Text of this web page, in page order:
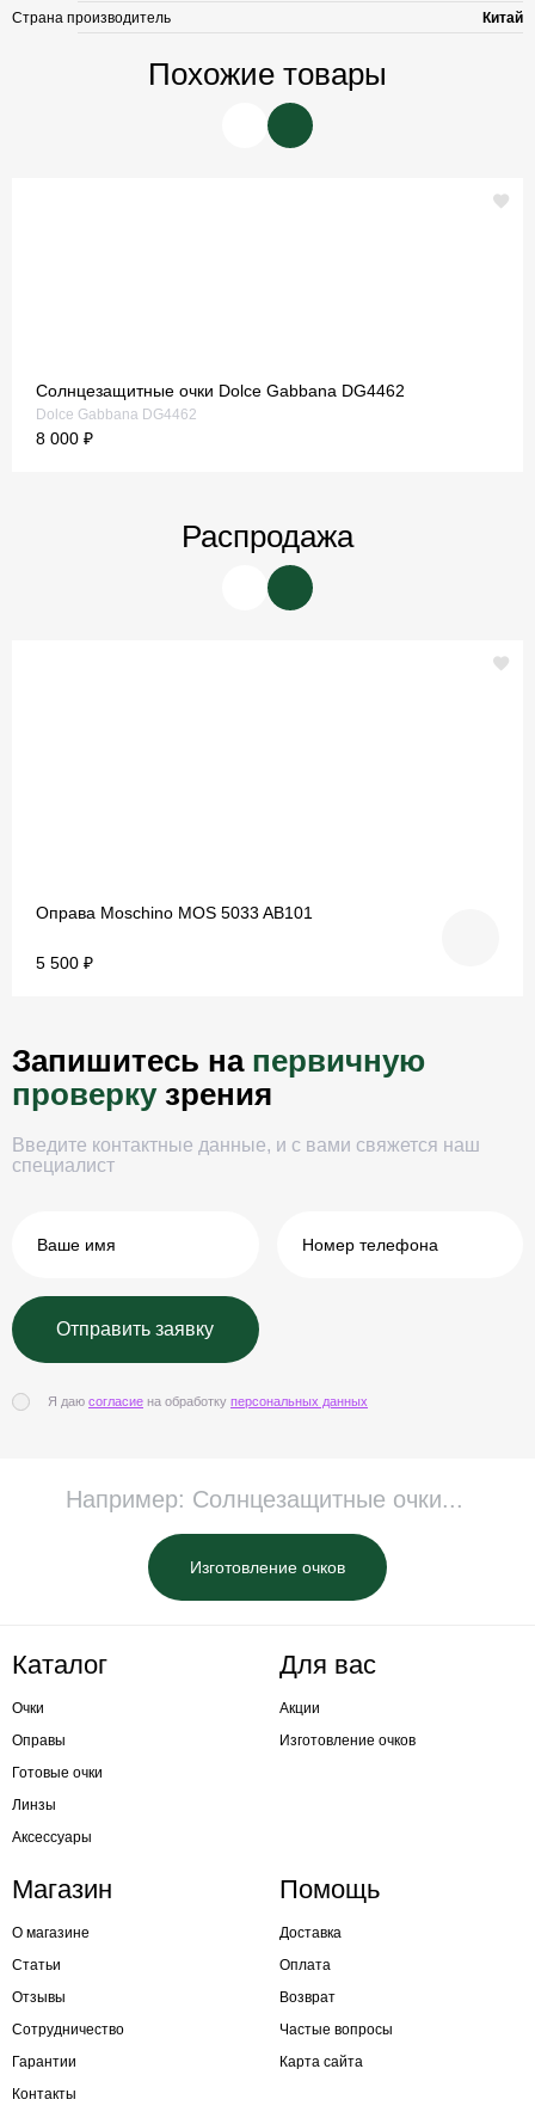
Похожие товары
Солнцезащитные очки Dolce Gabbana DG4462
Dolce Gabbana DG4462
8 000 ₽
Страна производитель
Китай
Распродажа
Оправа Moschino MOS 5033 AB101
5 500 ₽
Запишитесь на первичную
проверкузрения
Введите контактные данные, и с вами свяжется наш
специалист
Я даю согласие на обработку персональных данных
Изготовление очков
Каталог
Очки
Оправы
Готовые очки
Линзы
Аксессуары
Для вас
Акции
Изготовление очков
Магазин
О магазине
Статьи
Отзывы
Сотрудничество
Гарантии
Контакты
Помощь
Доставка
Оплата
Возврат
Частые вопросы
Карта сайта